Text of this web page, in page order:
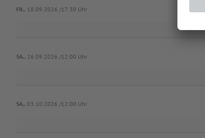
FR.. 18.09.2026 /17:30 Uhr
SA.. 26.09.2026 /12:00 Uhr
SA.. 03.10.2026 /12:00 Uhr